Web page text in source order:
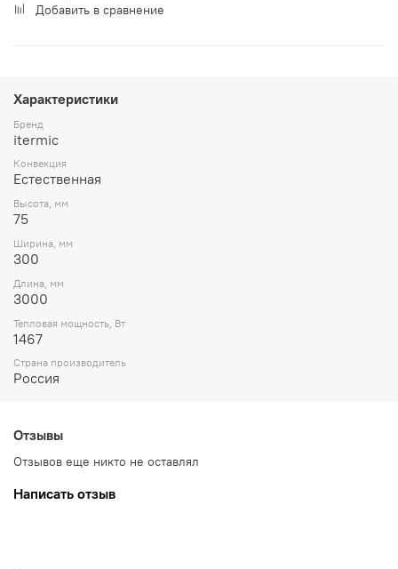
Добавить в сравнение
Характеристики
Бренд
itermic
Конвекция
Естественная
Высота, мм
75
Ширина, мм
300
Длина, мм
3000
Тепловая мощность, Вт
1467
Страна производитель
Россия
Отзывы
Отзывов еще никто не оставлял
Написать отзыв